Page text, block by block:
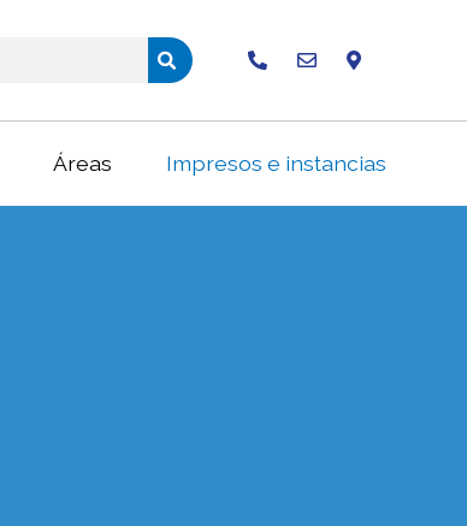
Áreas Impresos e instancias